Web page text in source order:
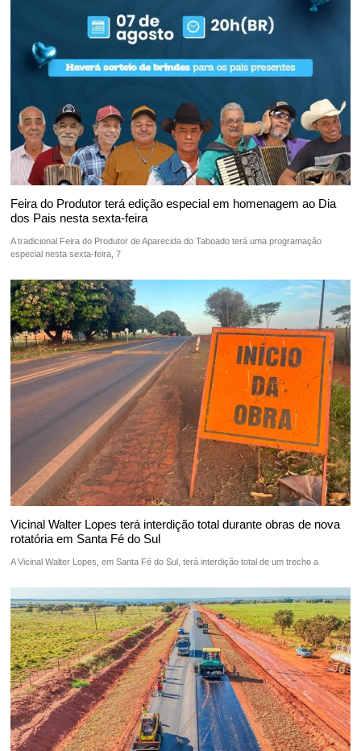
Feira do Produtor terá edição especial em homenagem ao Dia
dos Pais nesta sexta-feira
A tradicional Feira do Produtor de Aparecida do Taboado terá uma programação
especial nesta sexta-feira, 7
Vicinal Walter Lopes terá interdição total durante obras de nova
rotatória em Santa Fé do Sul
A Vicinal Walter Lopes, em Santa Fé do Sul, terá interdição total de um trecho a